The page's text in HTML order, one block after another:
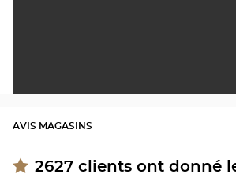
AVIS MAGASINS
2627 clients ont donné